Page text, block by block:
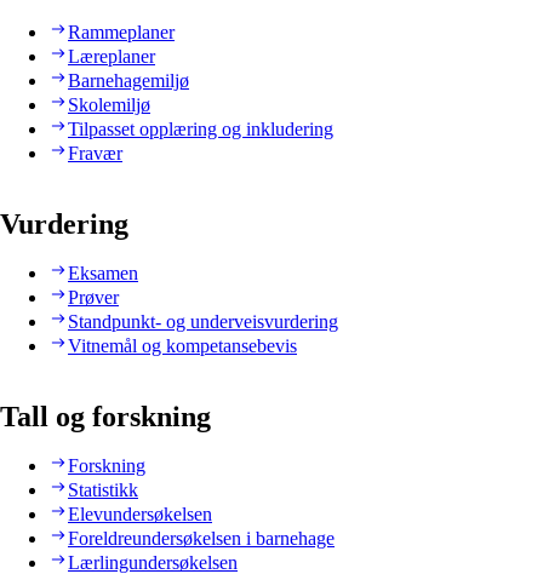
Rammeplaner
Læreplaner
Barnehagemiljø
Skolemiljø
Tilpasset opplæring og inkludering
Fravær
Vurdering
Eksamen
Prøver
Standpunkt- og underveisvurdering
Vitnemål og kompetansebevis
Tall og forskning
Forskning
Statistikk
Elevundersøkelsen
Foreldreundersøkelsen i barnehage
Lærlingundersøkelsen